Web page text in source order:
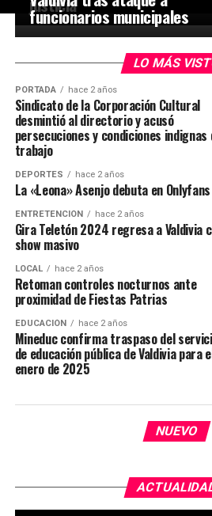
funcionarios municipales
LO MÁS
PORTADA hace 2 años
Sindicato de la Corporación Cultural
desmintió al directorio y acusó
persecuciones y condiciones indignas
trabajo
DEPORTES hace 2 años
La «Leona» Asenjo debuta en Onlyfans
ENTRETENCIÓN hace 2 años
Gira Teletón 2024 regresa a Valdivia
show masivo
LOCAL hace 2 años
Retoman controles nocturnos ante
proximidad de Fiestas Patrias
EDUCACIÓN hace 2 años
Mineduc confirma traspaso del
de educación pública de Valdivia para
enero de 2025
NUEVO